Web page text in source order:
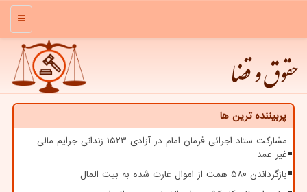
منو
حقوق و قضا
پربیننده ترین ها
مشارکت ستاد اجرائی فرمان امام در آزادی ۱۵۲۳ زندانی جرایم مالی
غیر عمد
بازگرداندن ۵۸۰ همت از اموال غارت شده به بیت المال